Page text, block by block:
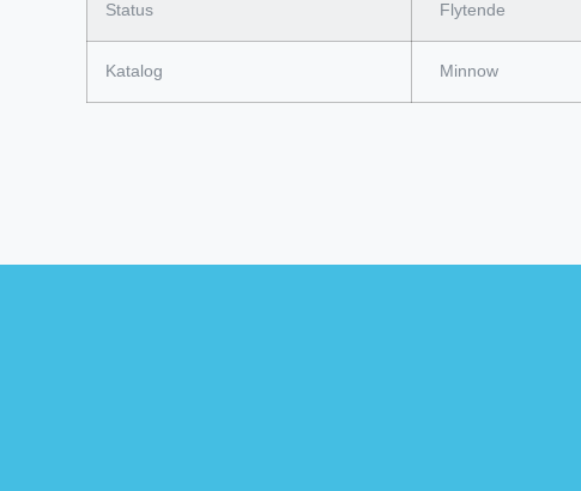
Status Flytende
Katalog Minnow